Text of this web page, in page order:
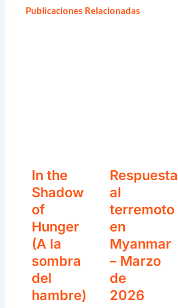
Publicaciones Relacionadas
In the
Shadow
of
Hunger
(A la
sombra
del
hambre)
Respuesta
al
terremoto
en
Myanmar
– Marzo
de
2026